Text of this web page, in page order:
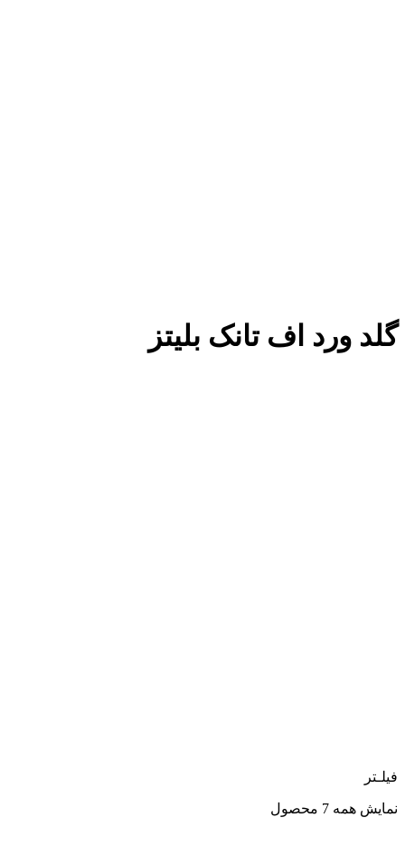
گلد ورد اف تانک بلیتز
فیلـتر
نمایش همه 7 محصول